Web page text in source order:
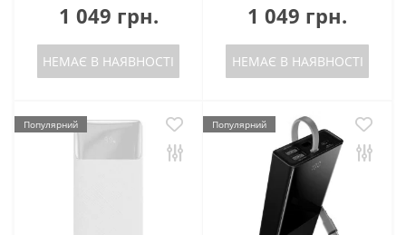
1 049 грн.
НЕМАЄ В НАЯВНОСТІ
1 049 грн.
НЕМАЄ В НАЯВНОСТІ
Популярний Популярний